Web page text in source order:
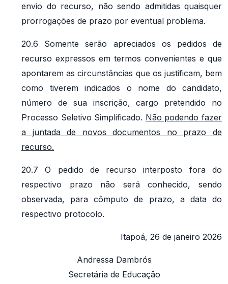
envio do recurso, não sendo admitidas quaisquer
prorrogações de prazo por eventual problema.
20.6 Somente serão apreciados os pedidos de
recurso expressos em termos convenientes e que
apontarem as circunstâncias que os justificam, bem
como tiverem indicados o nome do candidato,
número de sua inscrição, cargo pretendido no
Processo Seletivo Simplificado. Não podendo fazer
a juntada de novos documentos no prazo de
recurso.
20.7 O pedido de recurso interposto fora do
respectivo prazo não será conhecido, sendo
observada, para cômputo de prazo, a data do
respectivo protocolo.
Itapoá, 26 de janeiro 2026
Andressa Dambrós
Secretária de Educação